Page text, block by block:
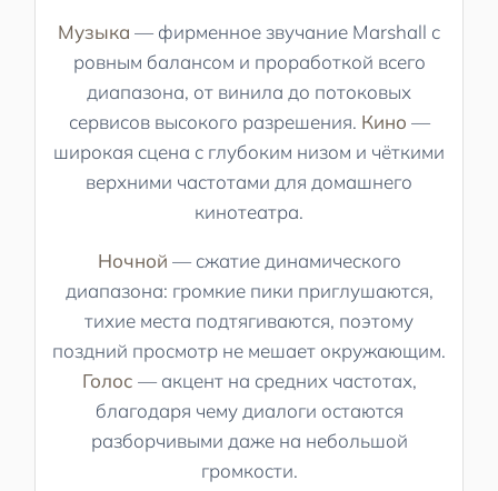
Музыка — фирменное звучание Marshall с
ровным балансом и проработкой всего
диапазона, от винила до потоковых
сервисов высокого разрешения. Кино —
широкая сцена с глубоким низом и чёткими
верхними частотами для домашнего
кинотеатра.
Ночной — сжатие динамического
диапазона: громкие пики приглушаются,
тихие места подтягиваются, поэтому
поздний просмотр не мешает окружающим.
Голос — акцент на средних частотах,
благодаря чему диалоги остаются
разборчивыми даже на небольшой
громкости.